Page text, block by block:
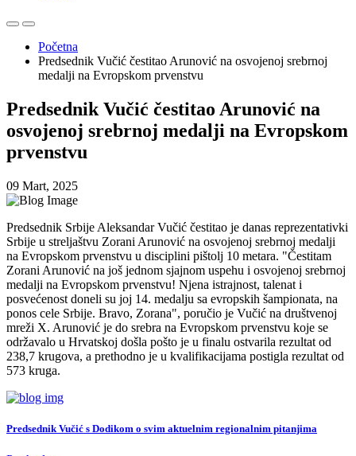
Početna
Predsednik Vučić čestitao Arunović na osvojenoj srebrnoj
medalji na Evropskom prvenstvu
Predsednik Vučić čestitao Arunović na
osvojenoj srebrnoj medalji na Evropskom
prvenstvu
09 Mart, 2025
Predsednik Srbije Aleksandar Vučić čestitao je danas reprezentativki
Srbije u streljaštvu Zorani Arunović na osvojenoj srebrnoj medalji
na Evropskom prvenstvu u disciplini pištolj 10 metara. "Čestitam
Zorani Arunović na još jednom sjajnom uspehu i osvojenoj srebrnoj
medalji na Evropskom prvenstvu! Njena istrajnost, talenat i
posvećenost doneli su joj 14. medalju sa evropskih šampionata, na
ponos cele Srbije. Bravo, Zorana", poručio je Vučić na društvenoj
mreži X. Arunović je do srebra na Evropskom prvenstvu koje se
održavalo u Hrvatskoj došla pošto je u finalu ostvarila rezultat od
238,7 krugova, a prethodno je u kvalifikacijama postigla rezultat od
573 kruga.
Predsednik Vučić s Dodikom o svim aktuelnim regionalnim pitanjima